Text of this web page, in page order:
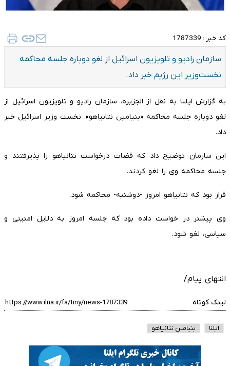
کد خبر : 1787339
سازمان رادیو و تلویزیون اسرائیل از لغو دوباره جلسه محاکمه
نخست‌وزیر این رژیم خبر داد.
به گزارش ایلنا به نقل از الجزیره، سازمان رادیو و تلویزیون اسرائیل از
لغو دوباره جلسه محاکمه «بنیامین نتانیاهو»، نخست وزیر اسرائیل خبر
داد.
این سازمان توضیح داد که قضات درخواست نتانیاهو را پذیرفتند و
جلسه محاکمه وی را لغو کردند.
قرار بود که نتانیاهو امروز -‌دوشنبه- محاکمه شود.
وی پیشتر در خواست داده بود که جلسه امروز به دلایل امنیتی و
سیاسی، لغو شود.
انتهای پیام/
لینک کوتاه
ایلنا بنیامین نتانیاهو